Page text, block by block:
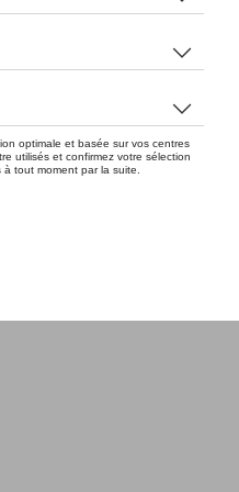
RACING® bien-aimée est
look MARTINI RACING®
RACING® sur la poitrine